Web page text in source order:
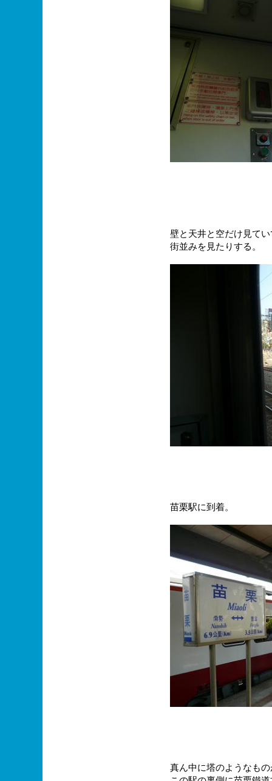
壁と天井と空だけ見て
街並みを見たりする。
苗栗駅に到着。
真ん中に塔のようなも